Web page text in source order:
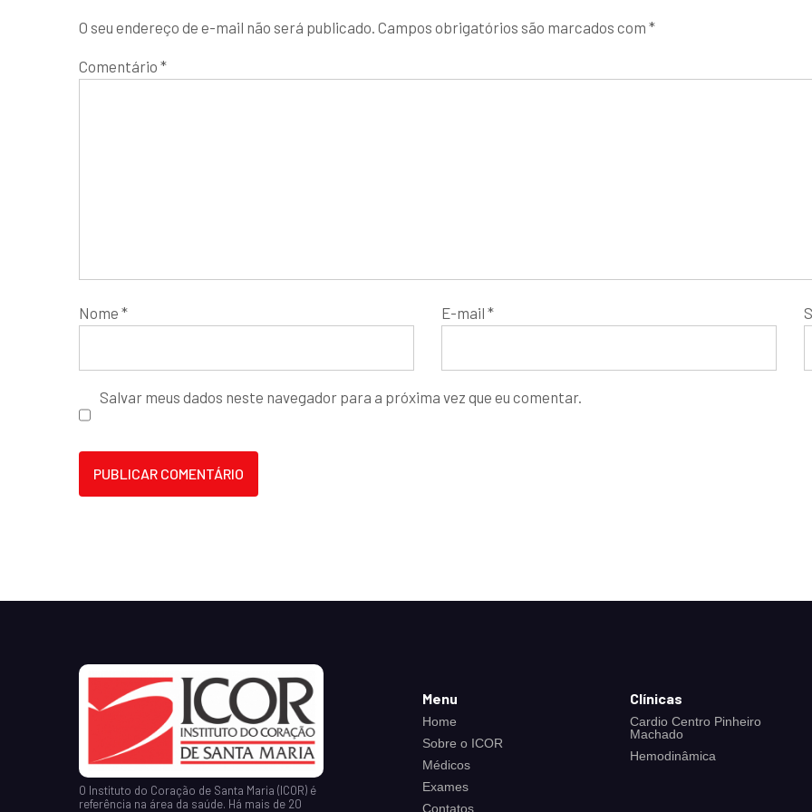
O seu endereço de e-mail não será publicado. Campos obrigatórios são marcados com *
Comentário *
Nome * E-mail *
Salvar meus dados neste navegador para a próxima vez que eu comentar.
O Instituto do Coração de Santa Maria (ICOR) é
referência na área da saúde. Há mais de 20
Menu
Home
Sobre o ICOR
Médicos
Exames
Contatos
Clínicas
Cardio Centro Pinheiro
Machado
Hemodinâmica